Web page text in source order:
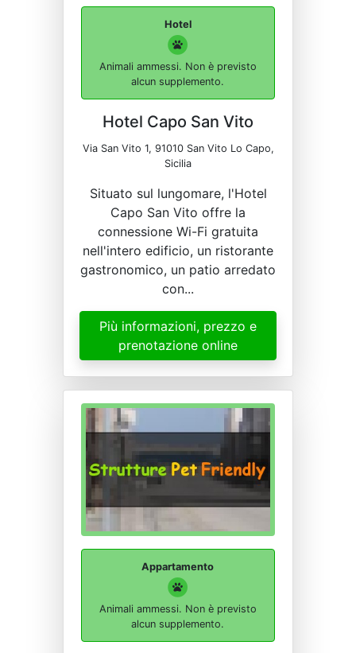
Hotel
Animali ammessi. Non è previsto
alcun supplemento.
Hotel Capo San Vito
Via San Vito 1, 91010 San Vito Lo Capo,
Sicilia
Situato sul lungomare, l'Hotel
Capo San Vito offre la
connessione Wi-Fi gratuita
nell'intero edificio, un ristorante
gastronomico, un patio arredato
con...
Più informazioni, prezzo e
prenotazione online
Appartamento
Animali ammessi. Non è previsto
alcun supplemento.